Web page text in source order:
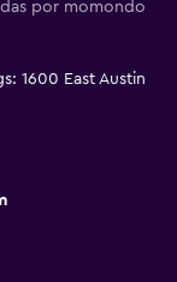
por momondo
1600 East Austin